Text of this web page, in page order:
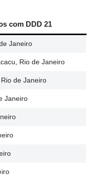
com DDD 21
Janeiro
Rio de Janeiro
de Janeiro
Janeiro